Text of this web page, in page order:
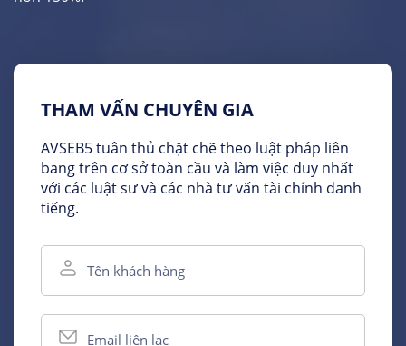
THAM VẤN CHUYÊN GIA
AVSEB5 tuân thủ chặt chẽ theo luật pháp liên
bang trên cơ sở toàn cầu và làm việc duy nhất
với các luật sư và các nhà tư vấn tài chính danh
tiếng.